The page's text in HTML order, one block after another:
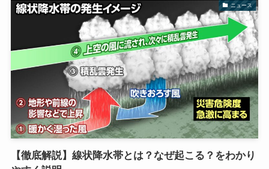
ニュース
【徹底解説】線状降水帯とは？なぜ起こる？をわかり